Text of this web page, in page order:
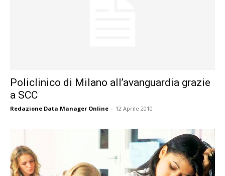
Policlinico di Milano all’avanguardia grazie
a SCC
Redazione Data Manager Online - 12 Aprile 2010